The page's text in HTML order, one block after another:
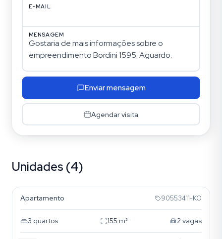
E-MAIL
MENSAGEM
Enviar mensagem
Agendar visita
Unidades (4)
Bela Vista
Apartamento 90553411-KO
3 quartos 155 m² 2vagas